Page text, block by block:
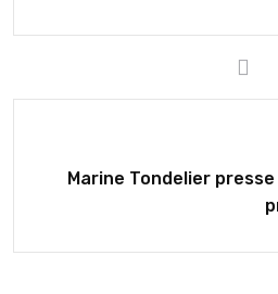
Marine Tondelier